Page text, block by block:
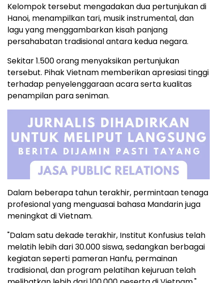
Kelompok tersebut mengadakan dua pertunjukan di
Hanoi, menampilkan tari, musik instrumental, dan
lagu yang menggambarkan kisah panjang
persahabatan tradisional antara kedua negara.
Sekitar 1.500 orang menyaksikan pertunjukan
tersebut. Pihak Vietnam memberikan apresiasi tinggi
terhadap penyelenggaraan acara serta kualitas
penampilan para seniman.
Dalam beberapa tahun terakhir, permintaan tenaga
profesional yang menguasai bahasa Mandarin juga
meningkat di Vietnam.
"Dalam satu dekade terakhir, Institut Konfusius telah
melatih lebih dari 30.000 siswa, sedangkan berbagai
kegiatan seperti pameran Hanfu, permainan
tradisional, dan program pelatihan kejuruan telah